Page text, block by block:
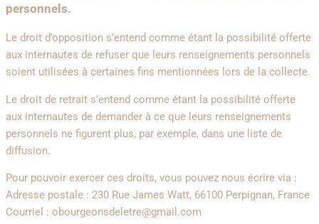
personnels.
Le droit d’opposition s’entend comme étant la possibilité offerte
aux internautes de refuser que leurs renseignements personnels
soient utilisées à certaines fins mentionnées lors de la collecte.
Le droit de retrait s’entend comme étant la possibilité offerte
aux internautes de demander à ce que leurs renseignements
personnels ne figurent plus, par exemple, dans une liste de
diffusion.
Pour pouvoir exercer ces droits, vous pouvez nous écrire via :
Adresse postale : 230 Rue James Watt, 66100 Perpignan, France
Courriel : obourgeonsdeletre@gmail.com